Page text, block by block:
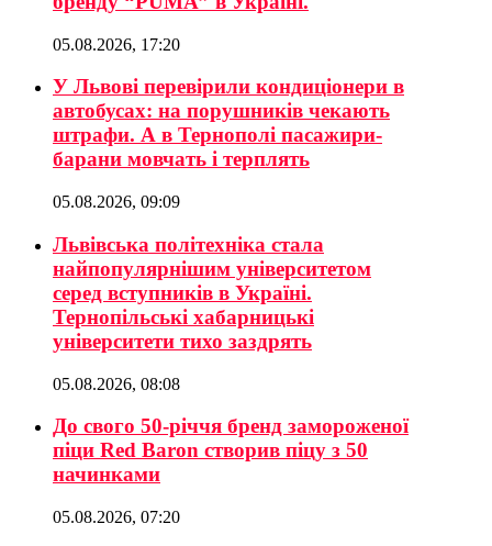
05.08.2026, 17:20
У Львові перевірили кондиціонери в
автобусах: на порушників чекають
штрафи. А в Тернополі пасажири-
барани мовчать і терплять
05.08.2026, 09:09
Львівська політехніка стала
найпопулярнішим університетом
серед вступників в Україні.
Тернопільські хабарницькі
університети тихо заздрять
05.08.2026, 08:08
До свого 50-річчя бренд замороженої
піци Red Baron створив піцу з 50
начинками
05.08.2026, 07:20